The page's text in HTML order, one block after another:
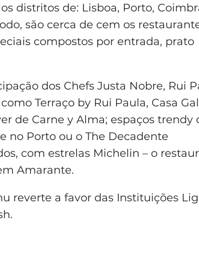
distritos de: Lisboa, Porto,
são cerca de cem os
compostos por entrada, prato
dos Chefs Justa Nobre, Rui
Terraço by Rui Paula, Casa
de Carne y Alma; espaços trendy
no Porto ou o The Decadente
com estrelas Michelin – o
Amarante.
reverte a favor das Instituições